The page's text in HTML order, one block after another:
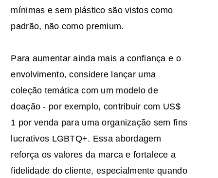
mínimas e sem plástico são vistos como
padrão, não como premium.
Para aumentar ainda mais a confiança e o
envolvimento, considere lançar uma
coleção temática com um modelo de
doação - por exemplo, contribuir com US$
1 por venda para uma organização sem fins
lucrativos LGBTQ+. Essa abordagem
reforça os valores da marca e fortalece a
fidelidade do cliente, especialmente quando